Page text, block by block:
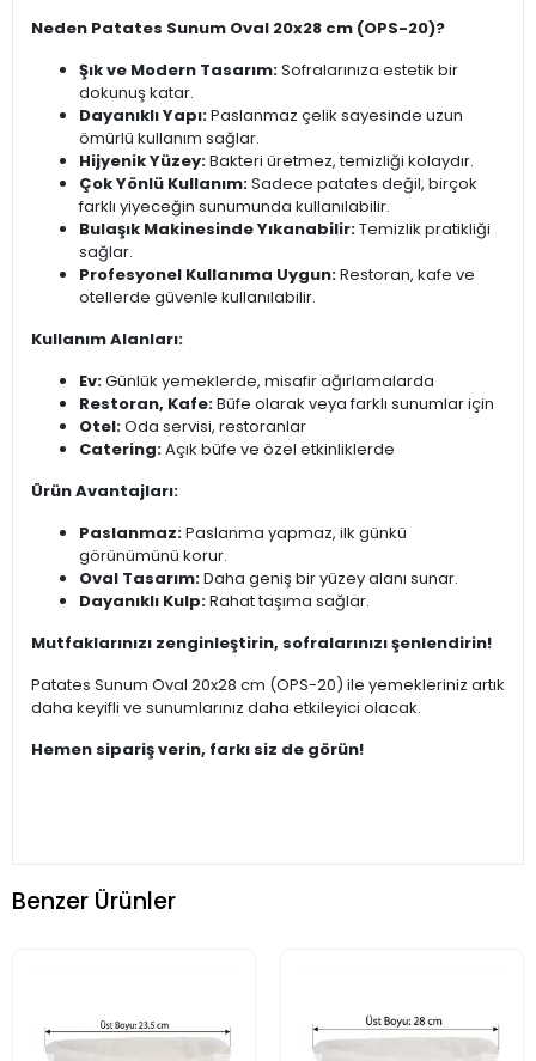
Neden Patates Sunum Oval 20x28 cm (OPS-20)?
Şık ve Modern Tasarım:Sofralarınıza estetik bir
dokunuş katar.
Dayanıklı Yapı:Paslanmaz çelik sayesinde uzun
ömürlü kullanım sağlar.
Hijyenik Yüzey:Bakteri üretmez, temizliği kolaydır.
Çok Yönlü Kullanım:Sadece patates değil, birçok
farklı yiyeceğin sunumunda kullanılabilir.
Bulaşık Makinesinde Yıkanabilir:Temizlik pratikliği
sağlar.
Profesyonel Kullanıma Uygun:Restoran, kafe ve
otellerde güvenle kullanılabilir.
Kullanım Alanları:
Ev:Günlük yemeklerde, misafir ağırlamalarda
Restoran, Kafe:Büfe olarak veya farklı sunumlar için
Otel:Oda servisi, restoranlar
Catering:Açık büfe ve özel etkinliklerde
Ürün Avantajları:
Paslanmaz:Paslanma yapmaz, ilk günkü
görünümünü korur.
Oval Tasarım:Daha geniş bir yüzey alanı sunar.
Dayanıklı Kulp:Rahat taşıma sağlar.
Mutfaklarınızı zenginleştirin, sofralarınızı şenlendirin!
Patates Sunum Oval 20x28 cm (OPS-20) ile yemekleriniz artık
daha keyifli ve sunumlarınız daha etkileyici olacak.
Hemen sipariş verin, farkı siz de görün!
Benzer Ürünler